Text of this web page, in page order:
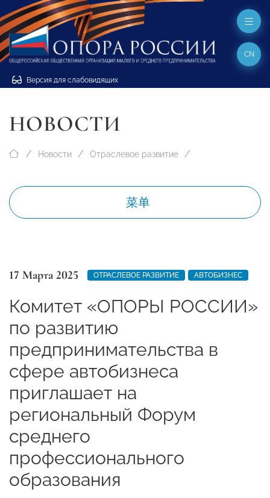
Версия для слабовидящих
CN
НОВОСТИ
Новости Отраслевое развитие
菜单
17 Марта 2025 ОТРАСЛЕВОЕ РАЗВИТИЕ АВТОБИЗНЕС
Комитет «ОПОРЫ РОССИИ»
по развитию
предпринимательства в
сфере автобизнеса
приглашает на
региональный Форум
среднего
профессионального
образования